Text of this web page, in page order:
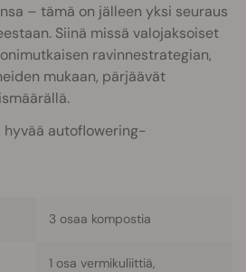
– tämä on jälleen yksi seuraus
Siinä missä valojaksoiset
ravinnestrategian,
mukaan, pärjäävät
hyvää autoflowering-
3 osaa kompostia
1 osa vermikuliittiä,